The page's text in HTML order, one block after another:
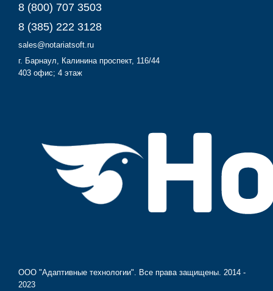
8 (800) 707 3503
8 (385) 222 3128
sales@notariatsoft.ru
г. Барнаул , Калинина проспект, 116/44
403 офис; 4 этаж
ООО "Адаптивные технологии". Все права защищены. 2014 -
2023